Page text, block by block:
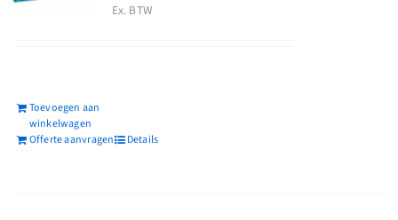
Ex. BTW
Toevoegen aan
winkelwagen
Offerte aanvragen
Details